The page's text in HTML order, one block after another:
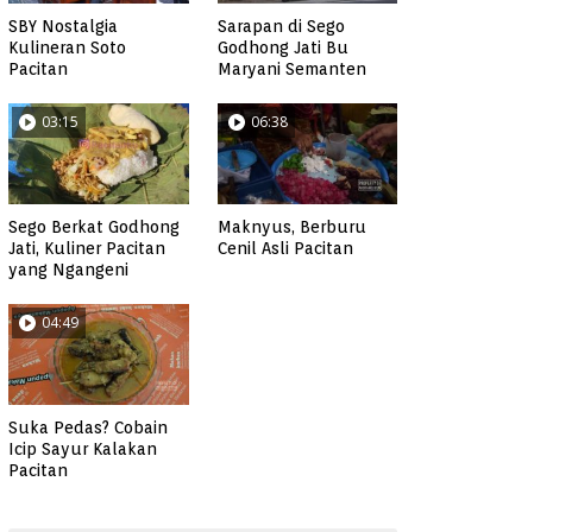
SBY Nostalgia
Kulineran Soto
Pacitan
Sarapan di Sego
Godhong Jati Bu
Maryani Semanten
03:15
Sego Berkat Godhong
Jati, Kuliner Pacitan
yang Ngangeni
06:38
Maknyus, Berburu
Cenil Asli Pacitan
04:49
Suka Pedas? Cobain
Icip Sayur Kalakan
Pacitan